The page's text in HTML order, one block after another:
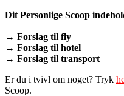
Dit Personlige Scoop
→ Forslag til fly
→ Forslag til hotel
→ Forslag til transport
Er du i tvivl om noget? Tryk
Scoop.